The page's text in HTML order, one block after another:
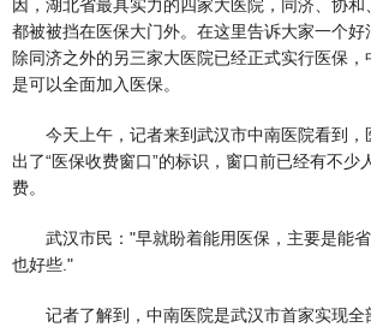
因，湖北省最具实力的四家大医院，同济、协和
都被被挡在医保大门外。在这里告诉大家一个好
除同济之外的另三家大医院已经正式实行医保
是可以全面加入医保。
今天上午，记者来到武汉市中南医院看到，
出了“医保收费窗口”的标识，窗口前已经有不少
费。
武汉市民："早就盼着能用医保，主要是能省
也好些."
记者了解到，中南医院是武汉市首家实现全